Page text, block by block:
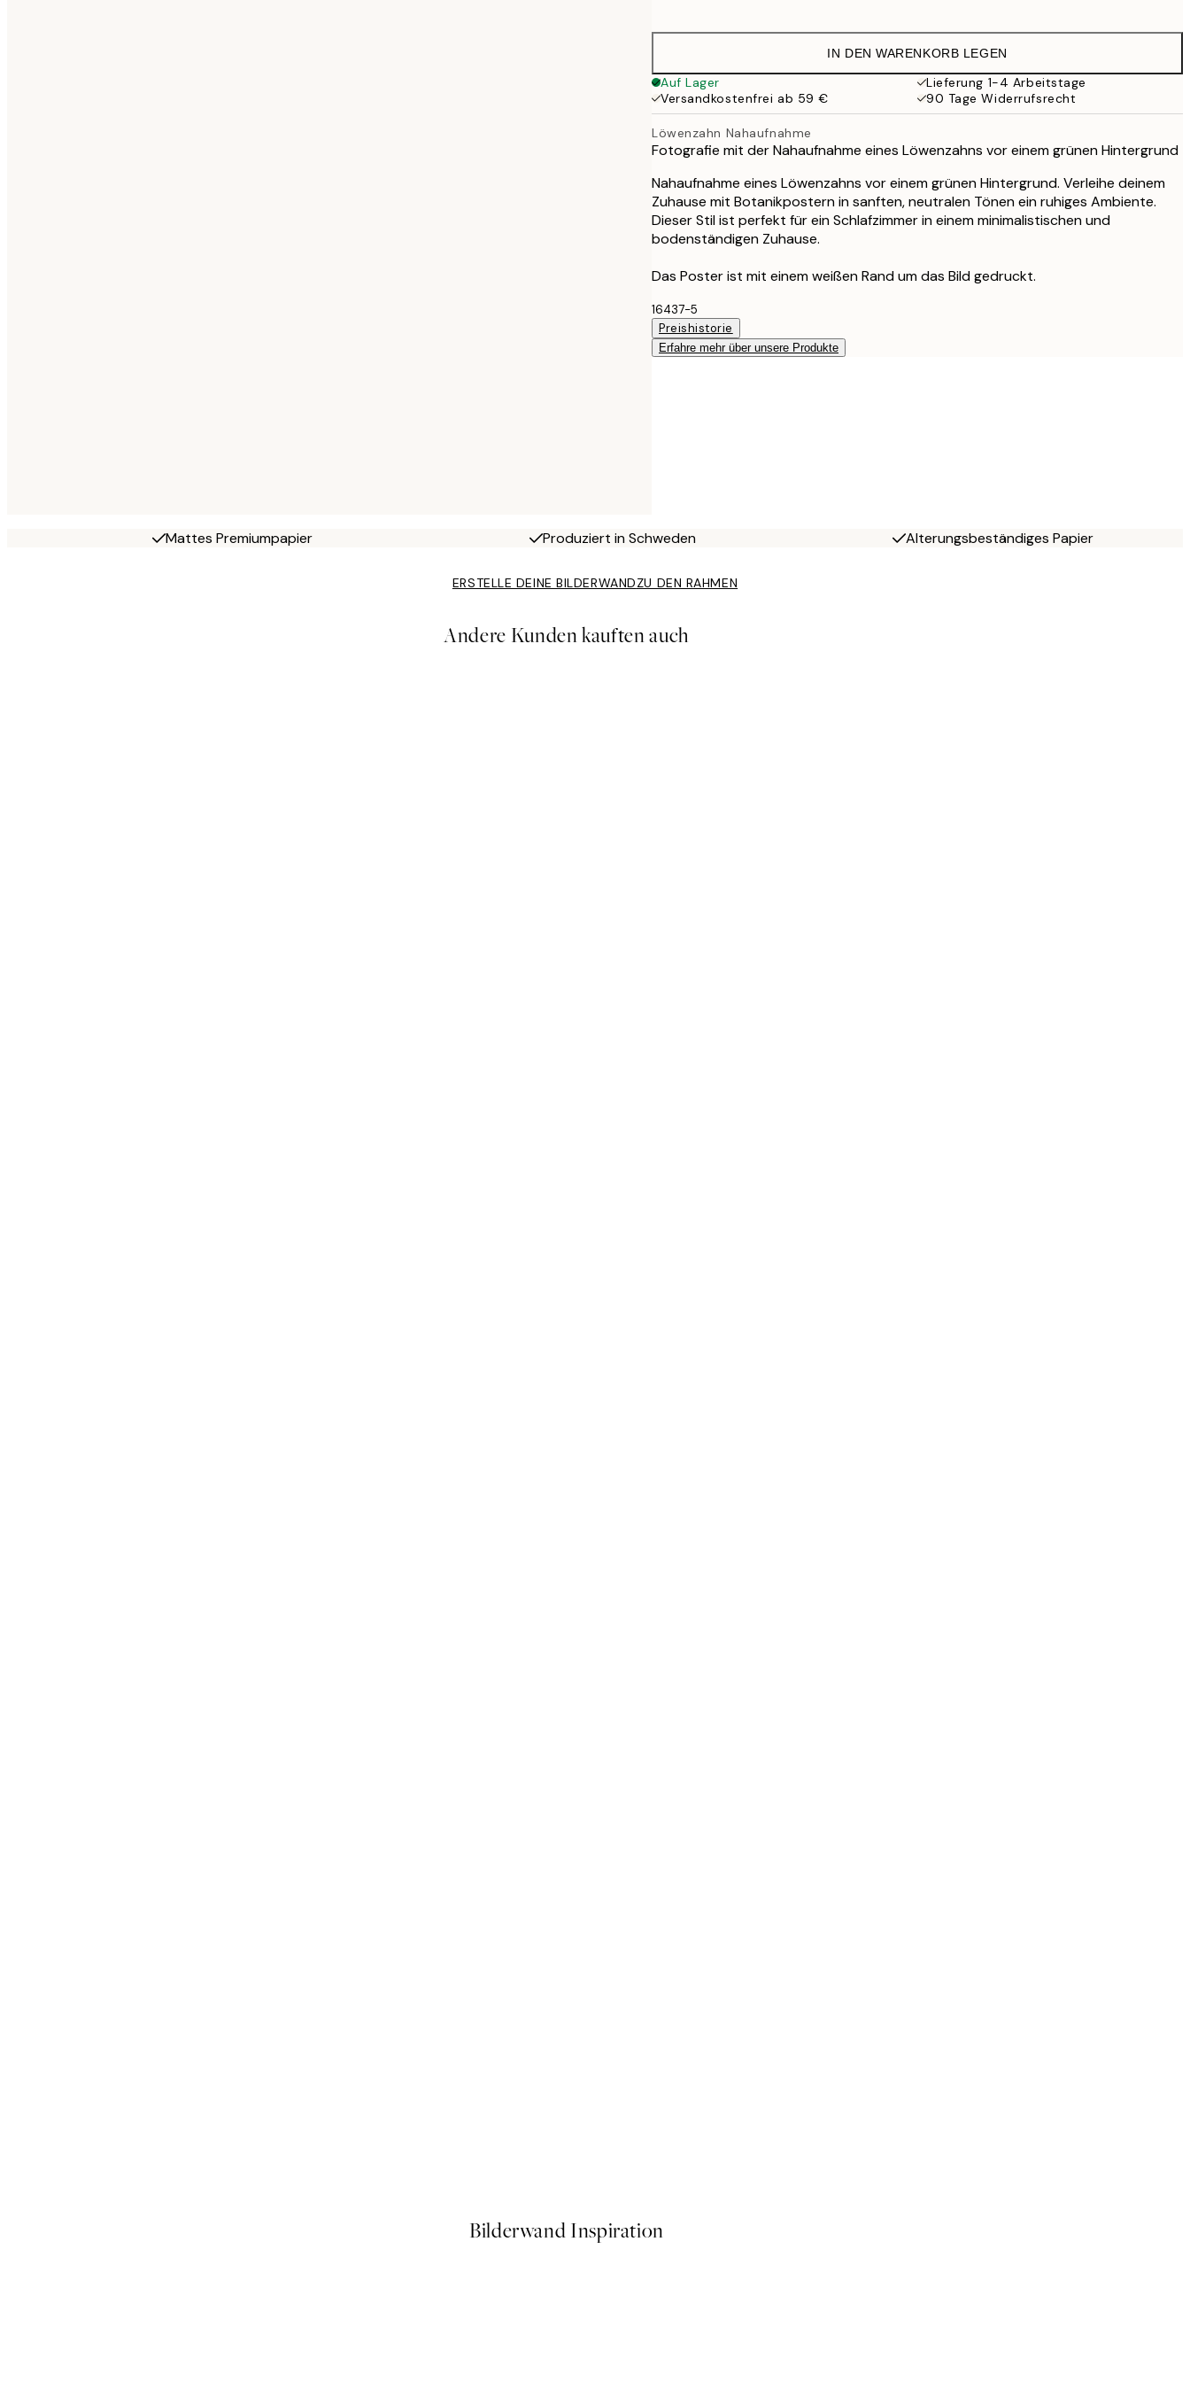
35,95 €
IN DEN WARENKORB LEGEN
Auf Lager
Lieferung 1-4 Arbeitstage
Versandkostenfrei ab 59 €
90 Tage Widerrufsrecht
Löwenzahn Nahaufnahme
Fotografie mit der Nahaufnahme eines Löwenzahns vor einem grünen Hintergrund
Nahaufnahme eines Löwenzahns vor einem grünen Hintergrund. Verleihe deinem
Zuhause mit Botanikpostern in sanften, neutralen Tönen ein ruhiges Ambiente.
Dieser Stil ist perfekt für ein Schlafzimmer in einem minimalistischen und
bodenständigen Zuhause.
Das Poster ist mit einem weißen Rand um das Bild gedruckt.
16437-5
Preishistorie
Erfahre mehr über unsere Produkte
Mattes Premiumpapier Produziert in Schweden Alterungsbeständiges Papier
ERSTELLE DEINE BILDERWANDZU DEN RAHMEN
Andere Kunden kauften auch
Bilderwand Inspiration